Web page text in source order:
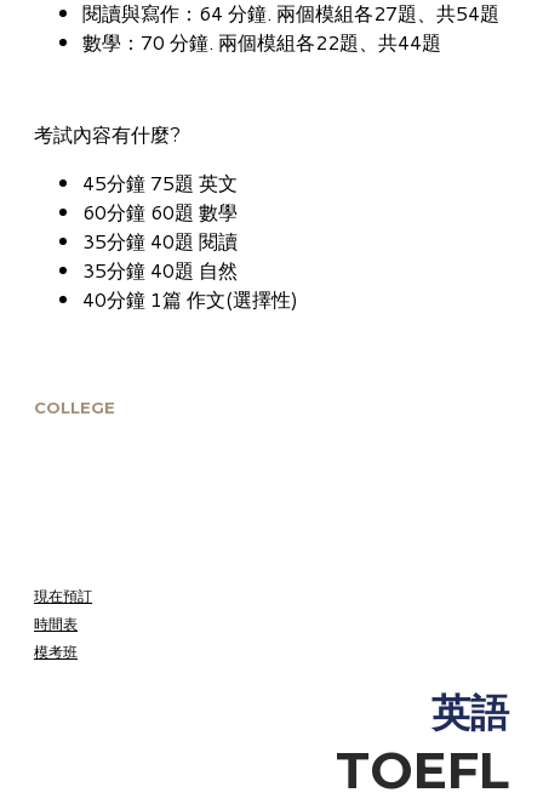
閱讀與寫作：64 分鐘. 兩個模組各27題、共54題
數學：70 分鐘. 兩個模組各22題、共44題
考試內容有什麼?
45分鐘 75題 英文
60分鐘 60題 數學
35分鐘 40題 閱讀
35分鐘 40題 自然
40分鐘 1篇 作文(選擇性)
COLLEGE
現在預訂
時間表
模考班
英語
TOEFL